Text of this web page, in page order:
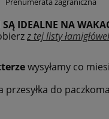
IDEALNE NA
z tej listy
wysyłamy co
przesyłka do